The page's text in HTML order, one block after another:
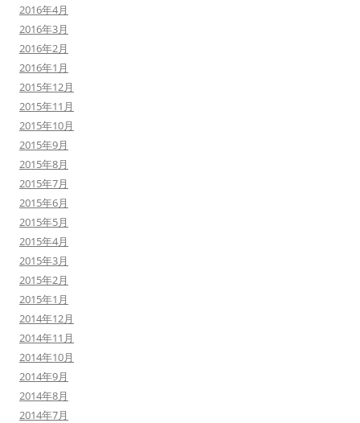
2016年4月
2016年3月
2016年2月
2016年1月
2015年12月
2015年11月
2015年10月
2015年9月
2015年8月
2015年7月
2015年6月
2015年5月
2015年4月
2015年3月
2015年2月
2015年1月
2014年12月
2014年11月
2014年10月
2014年9月
2014年8月
2014年7月